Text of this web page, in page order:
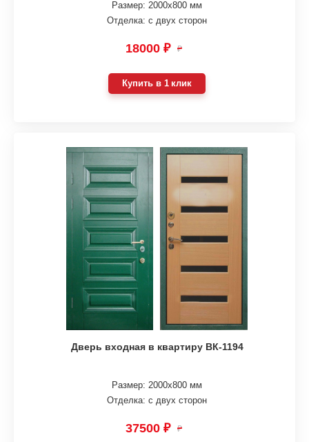
Размер: 2000х800 мм
Отделка: с двух сторон
18000 ₽ ₽
Купить в 1 клик
Дверь входная в квартиру ВК-1194
Размер: 2000х800 мм
Отделка: с двух сторон
37500 ₽ ₽